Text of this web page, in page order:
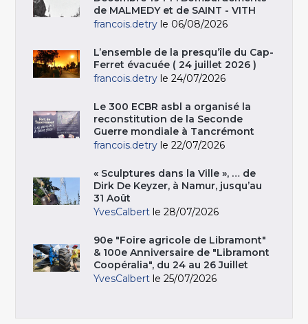
de MALMEDY et de SAINT - VITH
francois.detry le 06/08/2026
L’ensemble de la presqu’île du Cap-
Ferret évacuée ( 24 juillet 2026 )
francois.detry le 24/07/2026
Le 300 ECBR asbl a organisé la
reconstitution de la Seconde
Guerre mondiale à Tancrémont
francois.detry le 22/07/2026
« Sculptures dans la Ville », … de
Dirk De Keyzer, à Namur, jusqu’au
31 Août
YvesCalbert le 28/07/2026
90e "Foire agricole de Libramont"
& 100e Anniversaire de "Libramont
Coopéralia", du 24 au 26 Juillet
YvesCalbert le 25/07/2026